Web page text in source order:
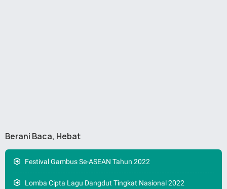
Berani Baca, Hebat
Festival Gambus Se-ASEAN Tahun 2022
Lomba Cipta Lagu Dangdut Tingkat Nasional 2022